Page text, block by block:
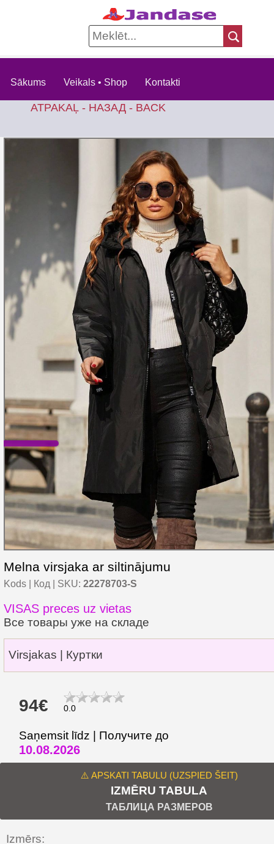
Sākums Veikals • Shop Kontakti
ATPAKAĻ - НАЗАД - BACK
Melna virsjaka ar siltinājumu
Kods | Код | SKU: 22278703-S
VISAS preces uz vietas
Все товары уже на складе
Virsjakas | Куртки
94€ 0.0
Saņemsit līdz | Получите до
10.08.2026
⚠️ APSKATI TABULU (UZSPIED ŠEIT)
IZMĒRU TABULA
ТАБЛИЦА РАЗМЕРОВ
Izmērs: